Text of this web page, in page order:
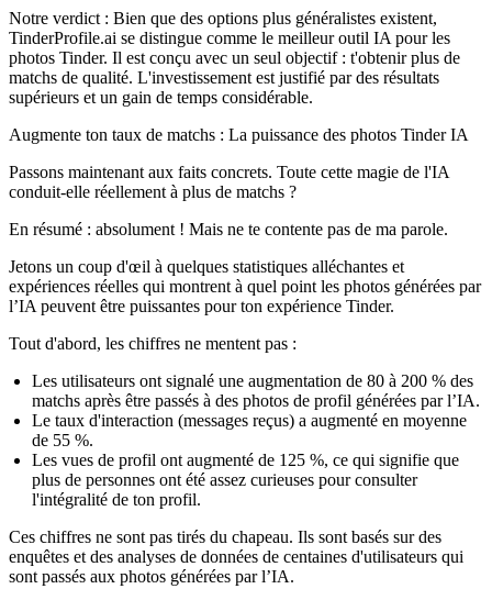
Notre verdict : Bien que des options plus généralistes existent,
TinderProfile.ai se distingue comme le meilleur outil IA pour les
photos Tinder. Il est conçu avec un seul objectif : t'obtenir plus de
matchs de qualité. L'investissement est justifié par des résultats
supérieurs et un gain de temps considérable.
Augmente ton taux de matchs : La puissance des photos Tinder IA
Passons maintenant aux faits concrets. Toute cette magie de l'IA
conduit-elle réellement à plus de matchs ?
En résumé : absolument ! Mais ne te contente pas de ma parole.
Jetons un coup d'œil à quelques statistiques alléchantes et
expériences réelles qui montrent à quel point les photos générées par
l’IA peuvent être puissantes pour ton expérience Tinder.
Tout d'abord, les chiffres ne mentent pas :
Les utilisateurs ont signalé une augmentation de 80 à 200 % des
matchsaprès être passés à des photos de profil générées par l’IA.
Le taux d'interaction (messages reçus) a augmenté en moyenne
de 55 %.
Les vues de profil ont augmenté de 125 %, ce qui signifie que
plus de personnes ont été assez curieuses pour consulter
l'intégralité de ton profil.
Ces chiffres ne sont pas tirés du chapeau. Ils sont basés sur des
enquêtes et des analyses de données de centaines d'utilisateurs qui
sont passés aux photos générées par l’IA.